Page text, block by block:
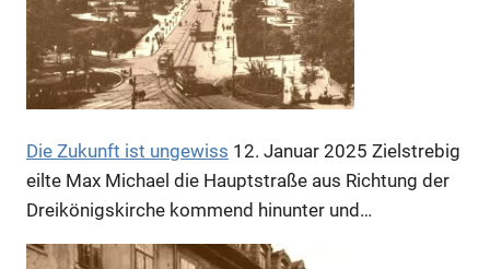
Die Zukunft ist ungewiss 12. Januar 2025 Zielstrebig
eilte Max Michael die Hauptstraße aus Richtung der
Dreikönigskirche kommend hinunter und…